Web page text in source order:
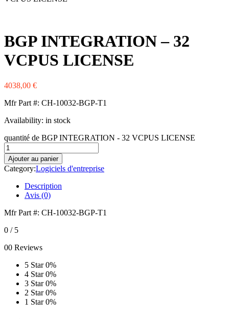
Western Digital
BGP INTEGRATION – 32
VCPUS LICENSE
4038,00 €
Mfr Part #: CH-10032-BGP-T1
Availability: in stock
quantité de BGP INTEGRATION - 32 VCPUS LICENSE
Ajouter au panier
Category:Logiciels d'entreprise
Description
Avis (0)
Mfr Part #: CH-10032-BGP-T1
0 / 5
00 Reviews
5 Star 0%
4 Star 0%
3 Star 0%
2 Star 0%
1 Star 0%